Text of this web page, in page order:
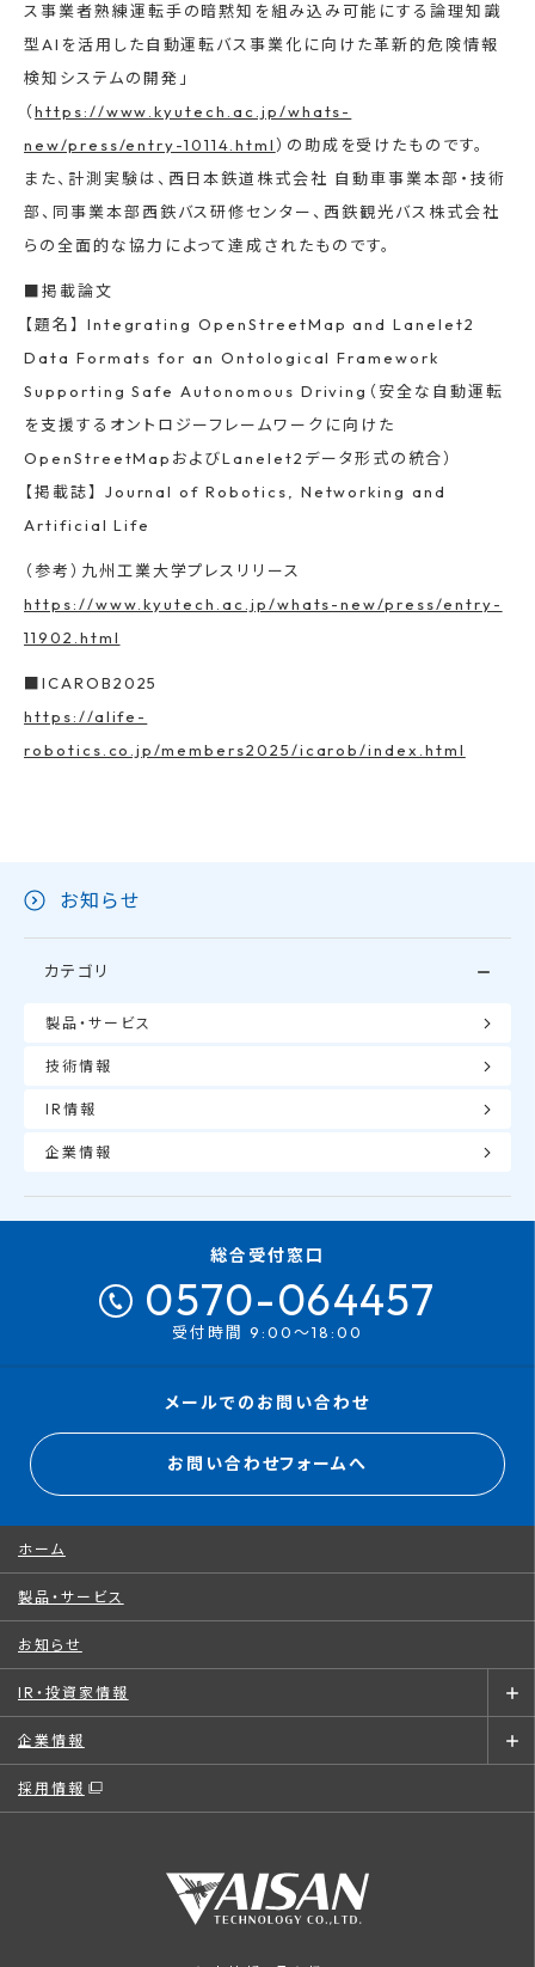
ス事業者熟練運転手の暗黙知を組み込み可能にする論理知識
型AIを活用した自動運転バス事業化に向けた革新的危険情報
検知システムの開発」
（https://www.kyutech.ac.jp/whats-
new/press/entry-10114.html）の助成を受けたものです。
また、計測実験は、西日本鉄道株式会社 自動車事業本部・技術
部、同事業本部西鉄バス研修センター、西鉄観光バス株式会社
らの全面的な協力によって達成されたものです。
■掲載論文
【題名】 Integrating OpenStreetMap and Lanelet2
Data Formats for an Ontological Framework
Supporting Safe Autonomous Driving（安全な自動運転
を支援するオントロジーフレームワークに向けた
OpenStreetMapおよびLanelet2データ形式の統合）
【掲載誌】 Journal of Robotics, Networking and
Artificial Life
（参考）九州工業大学プレスリリース
https://www.kyutech.ac.jp/whats-new/press/entry-
11902.html
■ICAROB2025
https://alife-
robotics.co.jp/members2025/icarob/index.html
お知らせ
カテゴリ
製品・サービス
技術情報
IR情報
企業情報
総合受付窓口
0570-064457
受付時間 9:00～18:00
メールでのお問い合わせ
お問い合わせフォームへ
ホーム
製品・サービス
お知らせ
IR・投資家情報
企業情報
採用情報